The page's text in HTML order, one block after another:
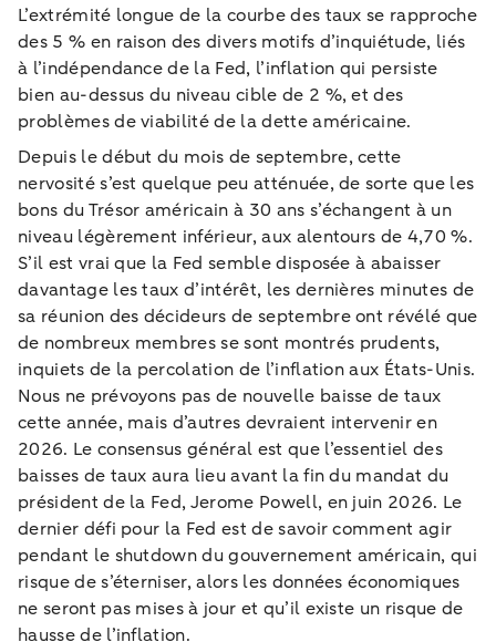
L’extrémité longue de la courbe des taux se rapproche
des 5 % en raison des divers motifs d’inquiétude, liés
à l’indépendance de la Fed, l’inflation qui persiste
bien au-dessus du niveau cible de 2 %, et des
problèmes de viabilité de la dette américaine.
Depuis le début du mois de septembre, cette
nervosité s’est quelque peu atténuée, de sorte que les
bons du Trésor américain à 30 ans s’échangent à un
niveau légèrement inférieur, aux alentours de 4,70 %.
S’il est vrai que la Fed semble disposée à abaisser
davantage les taux d’intérêt, les dernières minutes de
sa réunion des décideurs de septembre ont révélé que
de nombreux membres se sont montrés prudents,
inquiets de la percolation de l’inflation aux États-Unis.
Nous ne prévoyons pas de nouvelle baisse de taux
cette année, mais d’autres devraient intervenir en
2026. Le consensus général est que l’essentiel des
baisses de taux aura lieu avant la fin du mandat du
président de la Fed, Jerome Powell, en juin 2026. Le
dernier défi pour la Fed est de savoir comment agir
pendant le shutdown du gouvernement américain, qui
risque de s’éterniser, alors les données économiques
ne seront pas mises à jour et qu’il existe un risque de
hausse de l’inflation.